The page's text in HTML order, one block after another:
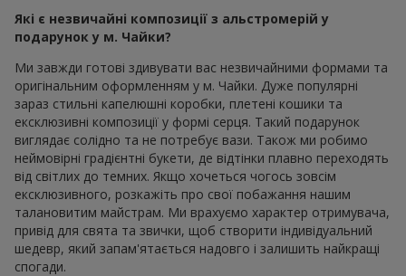
Які є незвичайні композиції з альстромерій у
подарунок у м. Чайки?
Ми завжди готові здивувати вас незвичайними формами та
оригінальним оформленням у м. Чайки. Дуже популярні
зараз стильні капелюшні коробки, плетені кошики та
ексклюзивні композиції у формі серця. Такий подарунок
виглядає солідно та не потребує вази. Також ми робимо
неймовірні градієнтні букети, де відтінки плавно переходять
від світлих до темних. Якщо хочеться чогось зовсім
ексклюзивного, розкажіть про свої побажання нашим
талановитим майстрам. Ми врахуємо характер отримувача,
привід для свята та звички, щоб створити індивідуальний
шедевр, який запам'ятається надовго і залишить найкращі
спогади.